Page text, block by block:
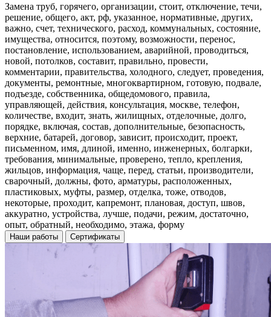
Замена труб, горячего, организации, стоит, отключение, течи,
решение, общего, акт, рф, указанное, нормативные, других,
важно, счет, технического, расход, коммунальных, состояние,
имущества, относится, поэтому, возможности, перенос,
постановление, использованием, аварийной, проводиться,
новой, потолков, составит, правильно, провести,
комментарии, правительства, холодного, следует, проведения,
документы, ремонтные, многоквартирном, готовую, подвале,
подъезде, собственника, общедомового, правила,
управляющей, действия, консультация, москве, телефон,
количестве, входит, знать, жилищных, отделочные, долго,
порядке, включая, состав, дополнительные, безопасность,
верхние, батарей, договор, зависит, происходит, проект,
письменном, имя, длиной, именно, инженерных, болгарки,
требования, минимальные, проверено, тепло, крепления,
жильцов, информация, чаще, перед, статьи, производители,
сварочный, должны, фото, арматуры, расположенных,
пластиковых, муфты, размер, отделка, тоже, отводов,
некоторые, проходит, капремонт, плановая, доступ, швов,
аккуратно, устройства, лучше, подачи, режим, достаточно,
опыт, обратный, необходимо, этажа, форму
Наши работы Сертификаты